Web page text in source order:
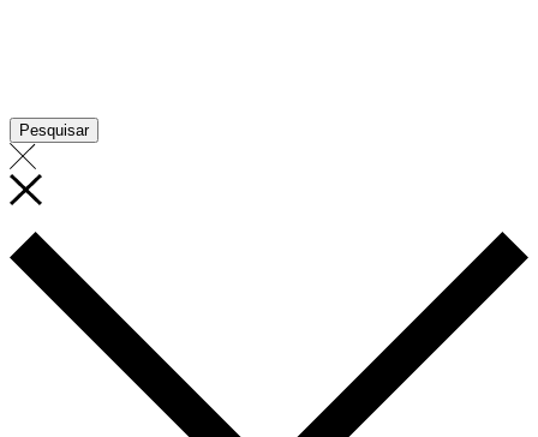
Pesquisar